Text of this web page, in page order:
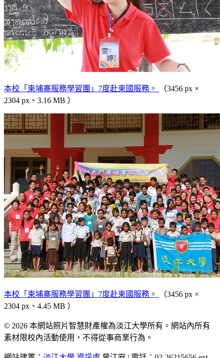
本校「柬埔寨服務學習團」7度赴柬國服務。
（3456 px ×
2304 px、3.16 MB ）
本校「柬埔寨服務學習團」7度赴柬國服務。
（3456 px ×
2304 px、4.45 MB ）
© 2026 本網站照片智慧財產權為淡江大學所有。網站內所有
素材限校內活動使用，不得從事商業行為。